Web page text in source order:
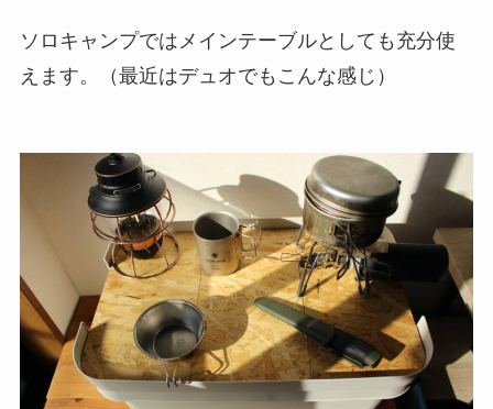
ソロキャンプではメインテーブルとしても充分使
えます。（最近はデュオでもこんな感じ）